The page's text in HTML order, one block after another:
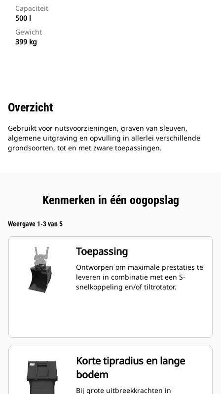
Capaciteit
500 l
Gewicht
399 kg
Overzicht
Gebruikt voor nutsvoorzieningen, graven van sleuven,
algemene uitgraving en opvulling in allerlei verschillende
grondsoorten, tot en met zware toepassingen.
Kenmerken in één oogopslag
Weergave 1-3 van 5
Toepassing
Ontworpen om maximale prestaties te
leveren in combinatie met een S-
snelkoppeling en/of tiltrotator.
Korte tipradius en lange
bodem
Bij grote uitbreekkrachten in